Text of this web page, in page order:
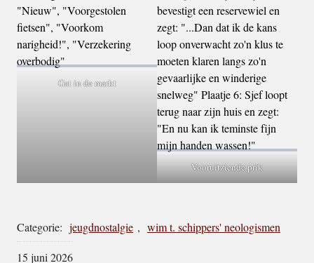
Gat in de markt
Vooruitziende prik
Categorie: jeugdnostalgie , wim t. schippers' neologismen
15 juni 2026